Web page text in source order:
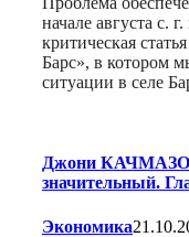
начале августа с.
критическая
Барс», в котором
ситуации в селе
Джони
значительный.
Экономика